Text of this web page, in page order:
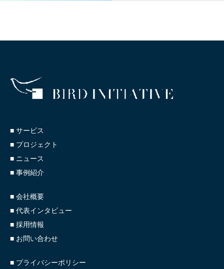
■ サービス
■ プロジェクト
■ ニュース
■ 事例紹介
■ 会社概要
■ 代表インタビュー
■ 採用情報
■ お問い合わせ
■ プライバシーポリシー